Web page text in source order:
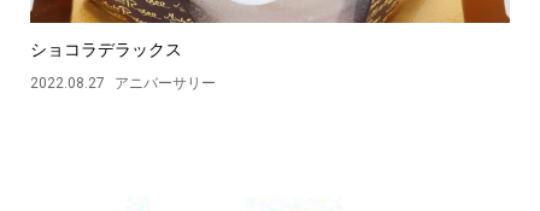
ショコラデラックス
2022.08.27 アニバーサリー